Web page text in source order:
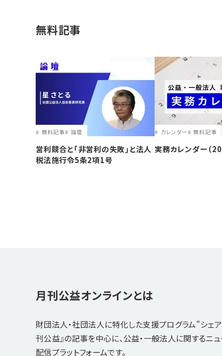
無料記事
無料記事 論壇
営利競合と｢非営利の失敗｣と法人
税法施行令5条2項1号
カレンダー 無料記事
実務カレンダー（
月刊公益オンラインとは
財団法人・社団法人に特化した支援プログラム"シ
刊公益』の記事を中心に、公益・一般法人に関する
配信プラットフォームです。